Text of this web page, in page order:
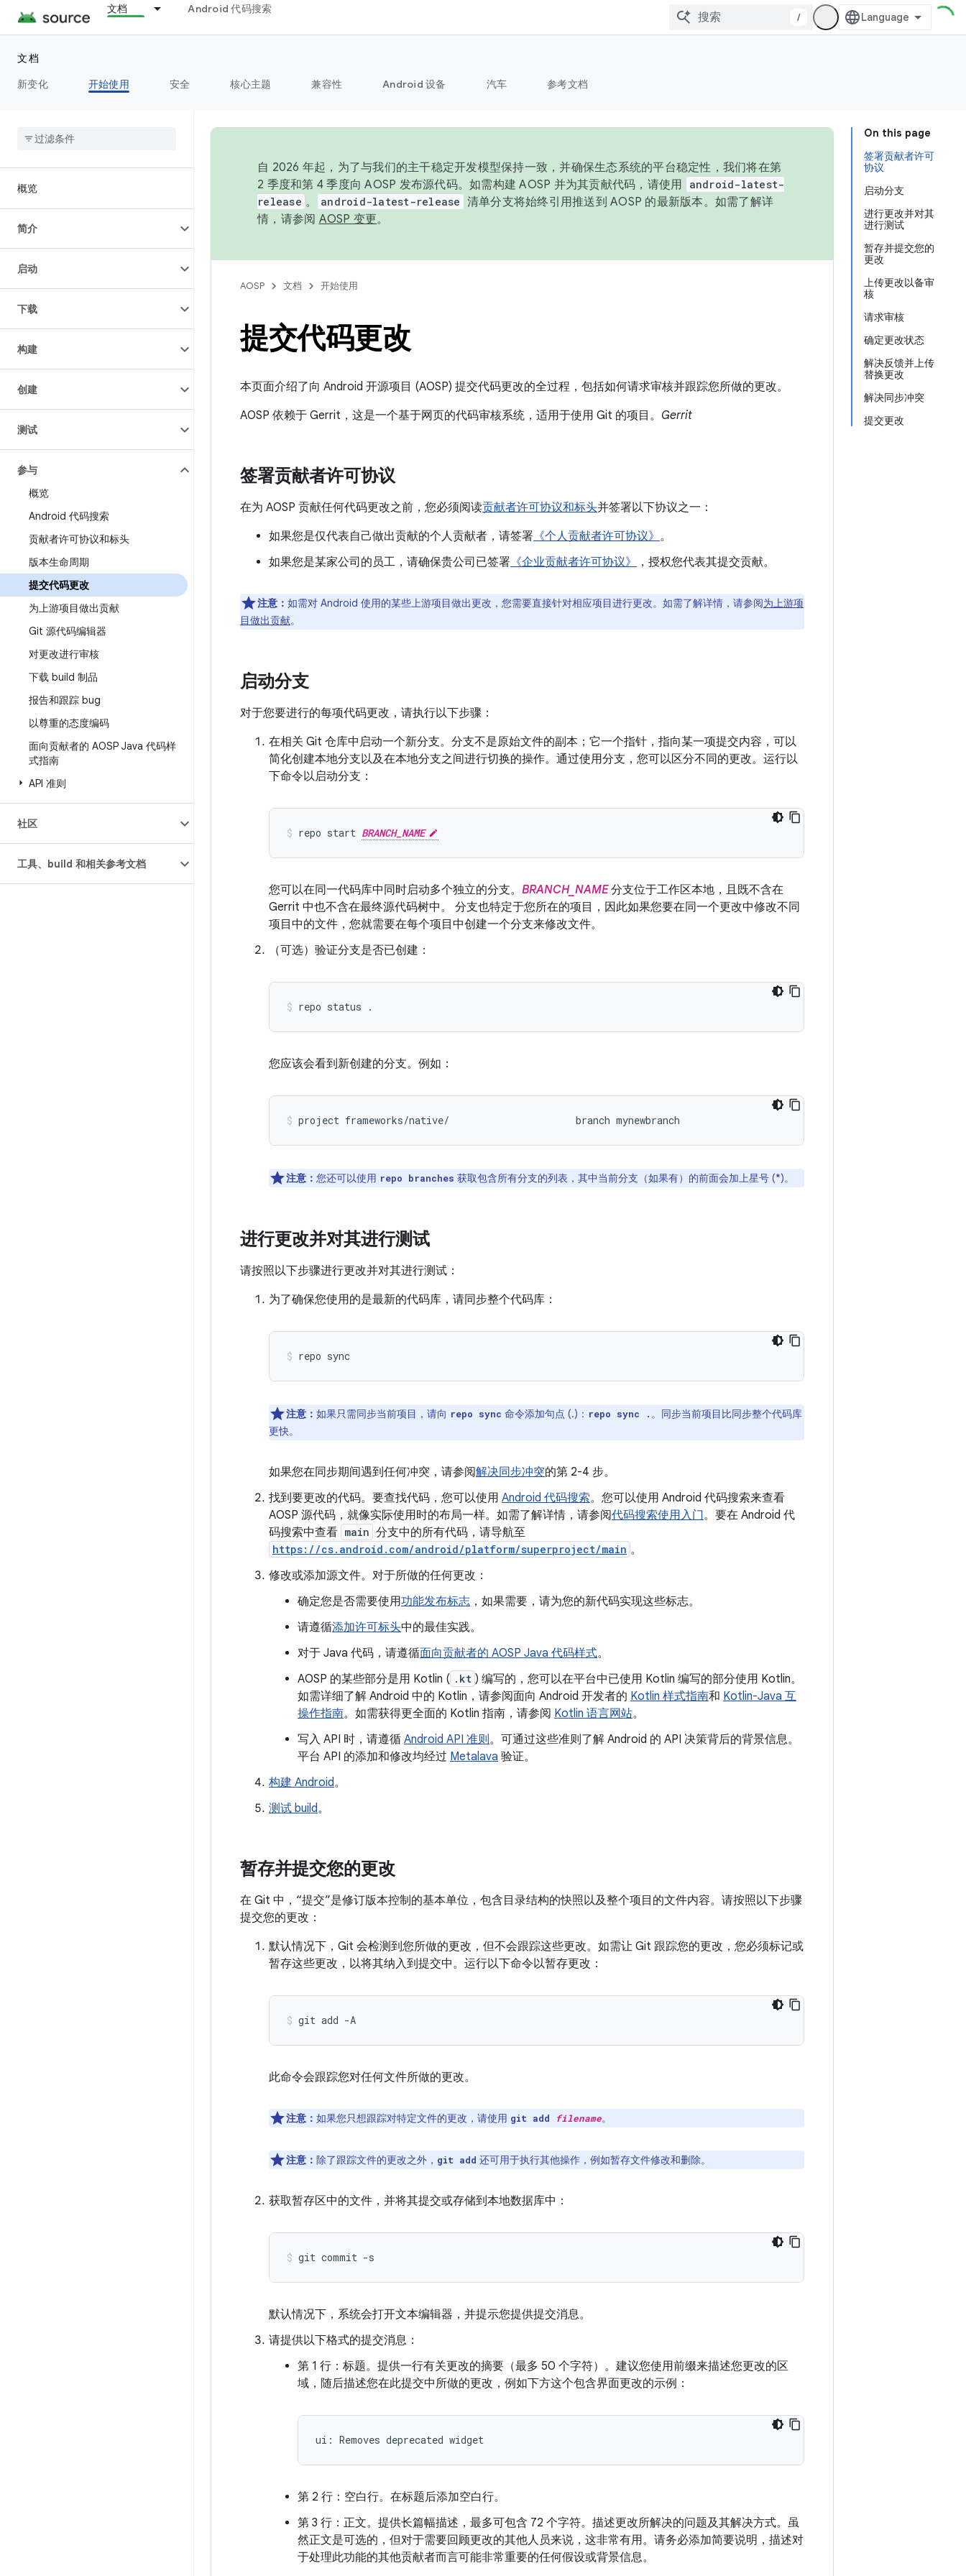
文档 Android 代码搜索
/
文档
新变化
开始使用 安全 核心主题 兼容性 Android 设备 汽车 参考文档
概览
简介
启动
下载
构建
创建
测试
参与
概览
Android 代码搜索
贡献者许可协议和标头
版本生命周期
提交代码更改
为上游项目做出贡献
Git 源代码编辑器
对更改进行审核
下载 build 制品
报告和跟踪 bug
以尊重的态度编码
面向贡献者的 AOSP Java 代码样
式指南
API 准则
社区
工具、build 和相关参考文档
On this page
签署贡献者许可
协议
启动分支
进行更改并对其
进行测试
暂存并提交您的
更改
上传更改以备审
核
请求审核
确定更改状态
解决反馈并上传
替换更改
解决同步冲突
提交更改
自 2026 年起，为了与我们的主干稳定开发模型保持一致，并确保生态系统的平台稳定性，我们将在第
2 季度和第 4 季度向 AOSP 发布源代码。如需构建 AOSP 并为其贡献代码，请使用
android-latest-
release 。 android-latest-release 清单分支将始终引用推送到 AOSP 的最新版本。如需了解详
情，请参阅 AOSP 变更。
AOSP 文档 开始使用
提交代码更改
本页面介绍了向 Android 开源项目 (AOSP) 提交代码更改的全过程，包括如何请求审核并跟踪您所做的更改。
AOSP 依赖于 Gerrit，这是一个基于网页的代码审核系统，适用于使用 Git 的项目。 Gerrit
签署贡献者许可协议
在为 AOSP 贡献任何代码更改之前，您必须阅读贡献者许可协议和标头并签署以下协议之一：
如果您是仅代表自己做出贡献的个人贡献者，请签署 《个人贡献者许可协议》 。
如果您是某家公司的员工，请确保贵公司已签署 《企业贡献者许可协议》 ，授权您代表其提交贡献。
注意： 如需对 Android 使用的某些上游项目做出更改，您需要直接针对相应项目进行更改。如需了解详情，请参阅为上游项
目做出贡献。
启动分支
对于您要进行的每项代码更改，请执行以下步骤：
在相关 Git 仓库中启动一个新分支。分支不是原始文件的副本；它一个指针，指向某一项提交内容，可以
简化创建本地分支以及在本地分支之间进行切换的操作。通过使用分支，您可以区分不同的更改。运行以
下命令以启动分支：
repo start BRANCH_NAME
您可以在同一代码库中同时启动多个独立的分支。 BRANCH_NAME分支位于工作区本地，且既不含在
Gerrit 中也不含在最终源代码树中。 分支也特定于您所在的项目，因此如果您要在同一个更改中修改不同
项目中的文件，您就需要在每个项目中创建一个分支来修改文件。
（可选）验证分支是否已创建：
repo status .
您应该会看到新创建的分支。例如：
project frameworks/native/ branch mynewbranch
注意： 您还可以使用 repo branches 获取包含所有分支的列表，其中当前分支（如果有）的前面会加上星号 (*)。
进行更改并对其进行测试
请按照以下步骤进行更改并对其进行测试：
为了确保您使用的是最新的代码库，请同步整个代码库：
repo sync
注意： 如果只需同步当前项目，请向 repo sync 命令添加句点 (.)： repo sync . 。同步当前项目比同步整个代码库
更快。
如果您在同步期间遇到任何冲突，请参阅解决同步冲突的第 2-4 步。
找到要更改的代码。要查找代码，您可以使用 Android 代码搜索。您可以使用 Android 代码搜索来查看
AOSP 源代码，就像实际使用时的布局一样。如需了解详情，请参阅代码搜索使用入门。要在 Android 代
码搜索中查看 main 分支中的所有代码，请导航至
https://cs.android.com/android/platform/superproject/main 。
修改或添加源文件。对于所做的任何更改：
确定您是否需要使用功能发布标志 ，如果需要，请为您的新代码实现这些标志。
请遵循添加许可标头中的最佳实践。
对于 Java 代码，请遵循面向贡献者的 AOSP Java 代码样式。
AOSP 的某些部分是用 Kotlin ( .kt ) 编写的，您可以在平台中已使用 Kotlin 编写的部分使用 Kotlin。
如需详细了解 Android 中的 Kotlin，请参阅面向 Android 开发者的 Kotlin 样式指南和 Kotlin-Java 互
操作指南。如需获得更全面的 Kotlin 指南，请参阅 Kotlin 语言网站。
写入 API 时，请遵循 Android API 准则。可通过这些准则了解 Android 的 API 决策背后的背景信息。
平台 API 的添加和修改均经过 Metalava 验证。
构建 Android。
测试 build。
暂存并提交您的更改
在 Git 中，“提交”是修订版本控制的基本单位，包含目录结构的快照以及整个项目的文件内容。 请按照以下步骤
提交您的更改：
默认情况下，Git 会检测到您所做的更改，但不会跟踪这些更改。如需让 Git 跟踪您的更改，您必须标记或
暂存这些更改，以将其纳入到提交中。运行以下命令以暂存更改：
git add -A
此命令会跟踪您对任何文件所做的更改。
注意： 如果您只想跟踪对特定文件的更改，请使用 git add filename。
注意： 除了跟踪文件的更改之外， git add 还可用于执行其他操作，例如暂存文件修改和删除。
获取暂存区中的文件，并将其提交或存储到本地数据库中：
git commit -s
默认情况下，系统会打开文本编辑器，并提示您提供提交消息。
请提供以下格式的提交消息：
第 1 行：标题。提供一行有关更改的摘要（最多 50 个字符）。建议您使用前缀来描述您更改的区
域，随后描述您在此提交中所做的更改，例如下方这个包含界面更改的示例：
ui : Removes deprecated widget
第 2 行：空白行。在标题后添加空白行。
第 3 行：正文。提供长篇幅描述，最多可包含 72 个字符。描述更改所解决的问题及其解决方式。虽
然正文是可选的，但对于需要回顾更改的其他人员来说，这非常有用。请务必添加简要说明，描述对
于处理此功能的其他贡献者而言可能非常重要的任何假设或背景信息。